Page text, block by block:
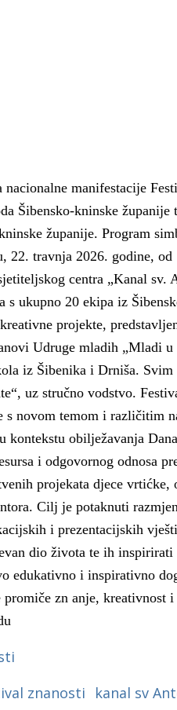
nacionalne manifestacije
Šibensko-kninske
županije. Program
22. travnja 2026. godine,
centra „Kanal
s ukupno 20 ekipa iz
projekte,
Udruge mladih „Mladi
iz Šibenika i Drniša.
uz stručno vodstvo.
s novom temom i različitim
kontekstu obilježavanja
i odgovornog odnosa
projekata djece
Cilj je potaknuti
i prezentacijskih
dio života te ih
edukativno i inspirativno
zn anje, kreativnost
znanosti kanal sv
Gornji tok Krke iz
Otkrijte hostel
edukativnom kampusu NP Krka u
Puljanima